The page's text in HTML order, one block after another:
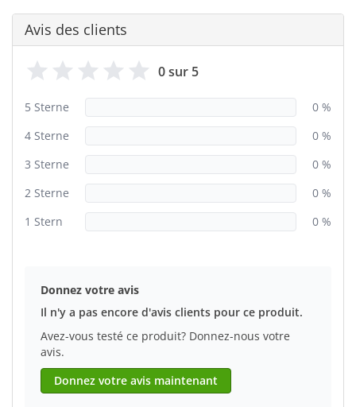
Avis des clients
0 sur 5
5 Sterne
0 %
4 Sterne
0 %
3 Sterne
0 %
2 Sterne
0 %
1 Stern
0 %
Donnez votre avis
Il n'y a pas encore d'avis clients pour ce produit.
Avez-vous testé ce produit? Donnez-nous votre
avis.
Donnez votre avis maintenant